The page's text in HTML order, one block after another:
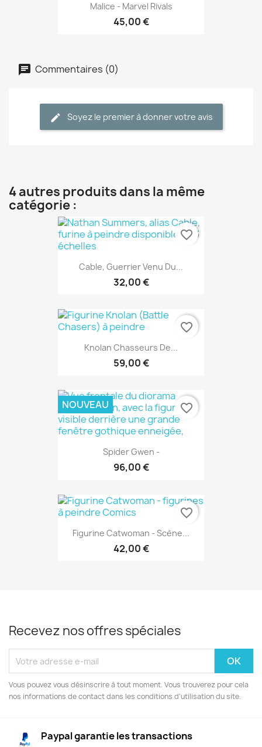
Malice - Marvel Rivals
45,00 €
Commentaires (0)
Soyez le premier à donner votre avis
4 autres produits dans la même
catégorie :
Cable, Guerrier Venu Du...
32,00 €
favorite_border
Knolan Chasseurs De...
59,00 €
favorite_border
Spider Gwen -
96,00 €
NOUVEAU favorite_border
Figurine Catwoman - Scène...
42,00 €
favorite_border
Recevez nos offres spéciales
Vous pouvez vous désinscrire à tout moment. Vous trouverez pour cela
nos informations de contact dans les conditions d'utilisation du site.
Paypal garantie les transactions